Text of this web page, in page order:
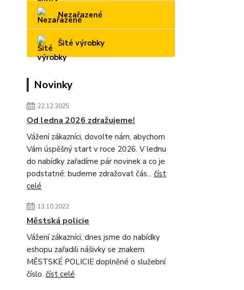
Nezařazené
Šité výrobky
Novinky
22.12.2025
Od ledna 2026 zdražujeme!
Vážení zákazníci, dovolte nám, abychom
Vám úspěšný start v roce 2026. V lednu
do nabídky zařadíme pár novinek a co je
podstatné: budeme zdražovat čás... číst
celé
13.10.2022
Městská policie
Vážení zákazníci, dnes jsme do nabídky
eshopu zařadili nášivky se znakem
MĚSTSKÉ POLICIE doplněné o služební
číslo. číst celé